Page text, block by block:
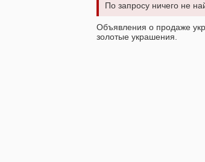
По запросу ничего не
Объявления о продаже
золотые украшения.